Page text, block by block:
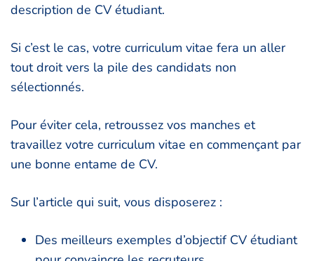
description de CV étudiant.
Si c’est le cas, votre curriculum vitae fera un aller
tout droit vers la pile des candidats non
sélectionnés.
Pour éviter cela, retroussez vos manches et
travaillez votre curriculum vitae en commençant par
une bonne entame de CV.
Sur l’article qui suit, vous disposerez :
Des meilleurs exemples d’objectif CV étudiant